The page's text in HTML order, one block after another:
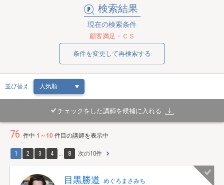
検索結果
現在の検索条件
顧客満足・ＣＳ
条件を変更して再検索する
並び替え
チェックをした講師を候補に入れる
76 件中 1～10件目の講師を表示中
1 2 3 4 ... 8 次の10件
目黒勝道 めぐろまさみち